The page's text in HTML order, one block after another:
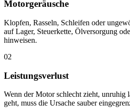
Motorgeräusche
Klopfen, Rasseln, Schleifen oder
auf Lager, Steuerkette, Ölversorgung
hinweisen.
02
Leistungsverlust
Wenn der Motor schlecht zieht, unruhig
geht, muss die Ursache sauber